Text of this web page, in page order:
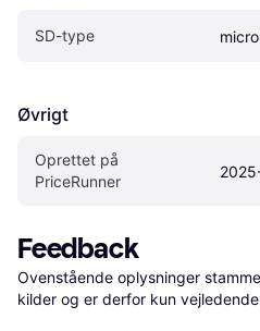
SD-type
Øvrigt
Oprettet på
PriceRunner
Feedback
Ovenstående oplysninger
kilder og er derfor kun